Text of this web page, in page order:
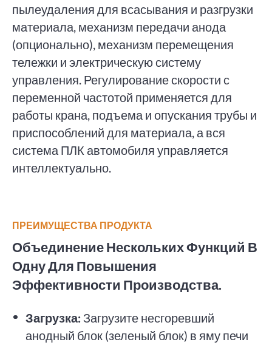
пылеудаления для всасывания и разгрузки
материала, механизм передачи анода
(опционально), механизм перемещения
тележки и электрическую систему
управления. Регулирование скорости с
переменной частотой применяется для
работы крана, подъема и опускания трубы и
приспособлений для материала, а вся
система ПЛК автомобиля управляется
интеллектуально.
ПРЕИМУЩЕСТВА ПРОДУКТА
Объединение Нескольких Функций В
Одну Для Повышения
Эффективности Производства.
Загрузка: Загрузите несгоревший
анодный блок (зеленый блок) в яму печи